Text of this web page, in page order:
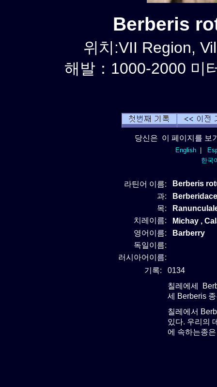
Berberis
위치:VII Region,
해발：1000-2000 미
당신은 이 페이지를 보
English|
한국
라틴어 이름:
Berberis
과:
목:
치레이름:
Michay ,
영어이름:
Barberry
독일이름:
러시아어이름:
기록:
0134
칠레에세
세 Berberis
칠레에서
있다. 우리의
에 속하는종